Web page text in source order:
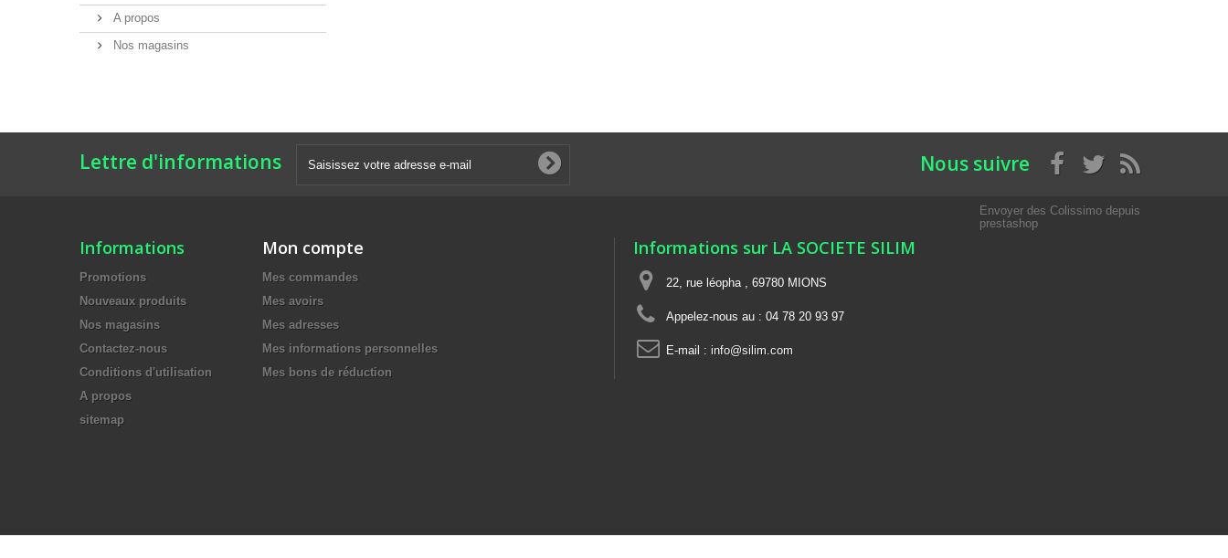
A propos
Nos magasins
Lettre d'informations Nous suivre
Informations
Promotions
Nouveaux produits
Nos magasins
Contactez-nous
Conditions d'utilisation
A propos
sitemap
Mon compte
Mes commandes
Mes avoirs
Mes adresses
Mes informations personnelles
Mes bons de réduction
Informations sur LA SOCIETE SILIM
22, rue léopha , 69780 MIONS
Appelez-nous au : 04 78 20 93 97
E-mail : info@silim.com
Envoyer des Colissimo depuis
prestashop